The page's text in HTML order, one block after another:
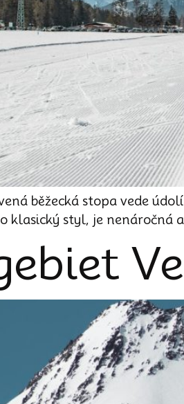
běžecká stopa vede
klasický styl, je nenáročná